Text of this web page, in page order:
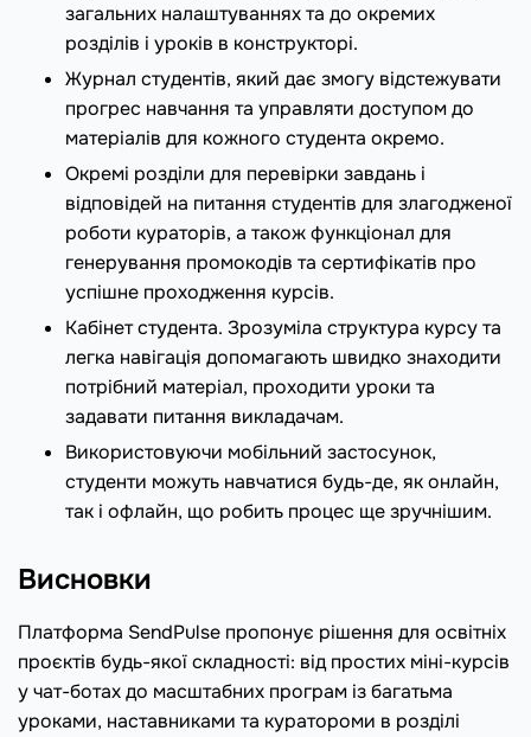
загальних налаштуваннях та до окремих
розділів і уроків в конструкторі.
Журнал студентів, який дає змогу відстежувати
прогрес навчання та управляти доступом до
матеріалів для кожного студента окремо.
Окремі розділи для перевірки завдань і
відповідей на питання студентів для злагодженої
роботи кураторів, а також функціонал для
генерування промокодів та сертифікатів про
успішне проходження курсів.
Кабінет студента. Зрозуміла структура курсу та
легка навігація допомагають швидко знаходити
потрібний матеріал, проходити уроки та
задавати питання викладачам.
Використовуючи мобільний застосунок,
студенти можуть навчатися будь-де, як онлайн,
так і офлайн, що робить процес ще зручнішим.
Висновки
Платформа SendPulse пропонує рішення для освітніх
проєктів будь-якої складності: від простих міні-курсів
у чат-ботах до масштабних програм із багатьма
уроками, наставниками та куратороми в розділі